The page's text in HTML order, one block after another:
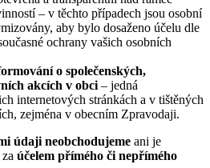
– v těchto případech jsou osobní
aby bylo dosaženo účelu dle
ochrany vašich osobních
o společenských,
akcích v obci – jedná
internetových stránkách a v tištěných
zejména v obecním Zpravodaji.
údaji neobchodujeme ani je
účelem přímého či nepřímého